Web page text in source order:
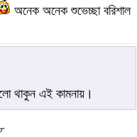
অনেক অনেক শুভেচ্ছা বরিশাল
থাকুন এই কামনায়।